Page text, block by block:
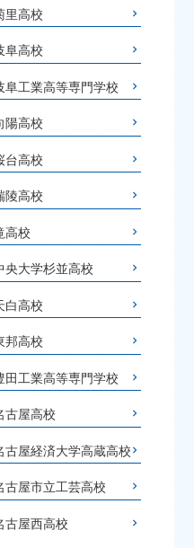
里高校
阜高校
阜工業高等専門学校
陽高校
台高校
陵高校
高校
央大学杉並高校
白高校
邦高校
田工業高等専門学校
古屋高校
古屋経済大学高蔵高校
古屋市立工芸高校
古屋西高校